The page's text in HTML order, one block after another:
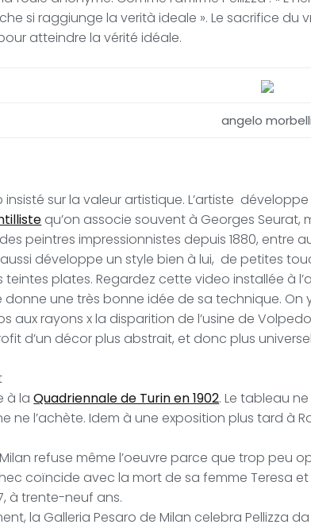
si raggiunge la verità ideale ». Le sacrifice du
atteindre la vérité idéale.
angelo morbelli
insisté sur la valeur artistique. L’artiste
qu’on associe souvent à Georges Seurat,
peintres impressionnistes depuis 1880, entre
développe un style bien à lui, de petites
plates. Regardez cette video installée à
donne une très bonne idée de sa technique. On
aux rayons x la disparition de l’usine de
d’un décor plus abstrait, et donc plus
à laQuadriennale de Turin en 1902. Le tableau
ne l’achète. Idem à une exposition plus tard à
refuse même l’oeuvre parce que trop peu
coïncide avec la mort de sa femme Teresa
à trente-neuf ans.
la Galleria Pesaro de Milan celebra Pellizza da